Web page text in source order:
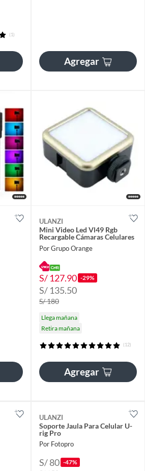
(1)
Agregar
ULANZI
Mini Video Led Vl49 Rgb
Recargable Cámaras Celulares
Por Grupo Orange
S/ 127.90 -29%
S/ 135.50
S/ 180
Llega mañana
Retira mañana
(12)
Agregar
ULANZI
Soporte Jaula Para Celular U-
rig Pro
Por Fotopro
S/ 80 -47%